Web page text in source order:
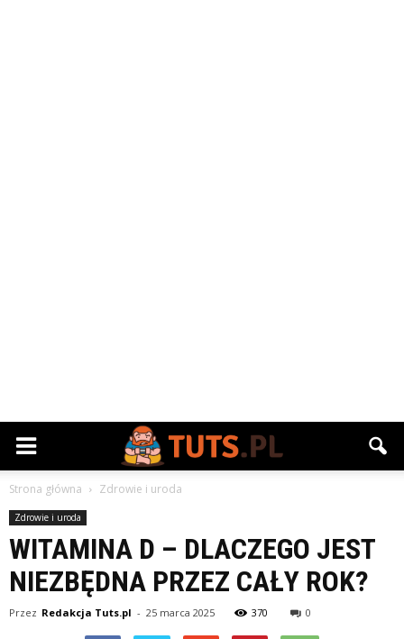
Strona główna Zdrowie i uroda
Zdrowie i uroda
WITAMINA D – DLACZEGO JEST
NIEZBĘDNA PRZEZ CAŁY ROK?
Przez Redakcja Tuts.pl - 25 marca 2025 370 0